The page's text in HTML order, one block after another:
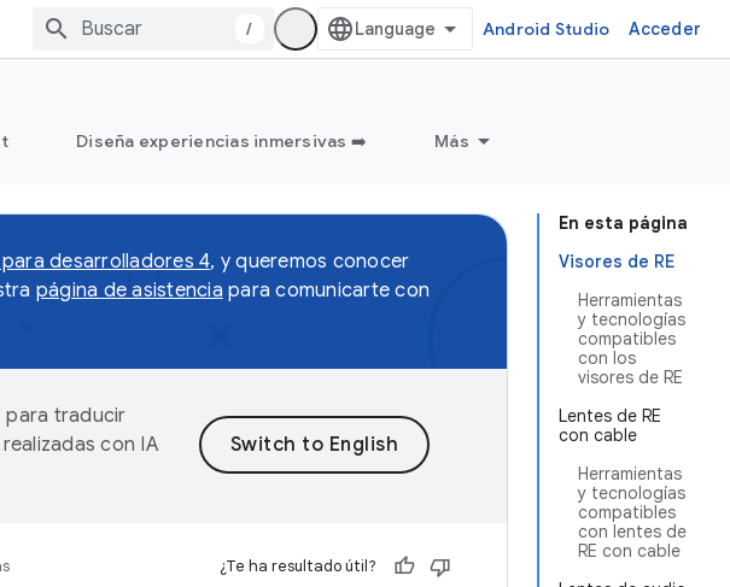
/ Android Studio Acceder
Diseña experiencias inmersivas ➡️ Más
En esta página
Visores de RE
Herramientas
y tecnologías
compatibles
con los
visores de RE
Lentes de RE
con cable
Herramientas
y tecnologías
compatibles
con lentes de
RE con cable
desarrolladores 4, y queremos conocer
página de asistencia para comunicarte con
para traducir
con IA
¿Te ha resultado útil?